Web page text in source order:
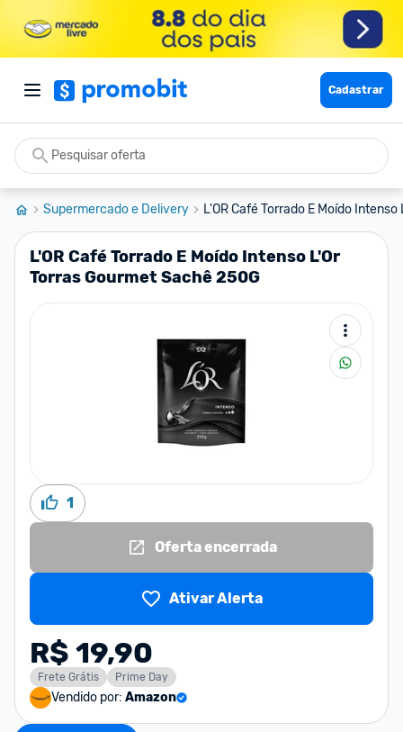
Cadastrar
Supermercado e Delivery L'OR Café Torrado E Moído Intenso
L'OR Café Torrado E Moído Intenso L'Or
Torras Gourmet Sachê 250G
1
Oferta encerrada
Ativar Alerta
R$ 19,90
Frete Grátis Prime Day
Vendido por: Amazon